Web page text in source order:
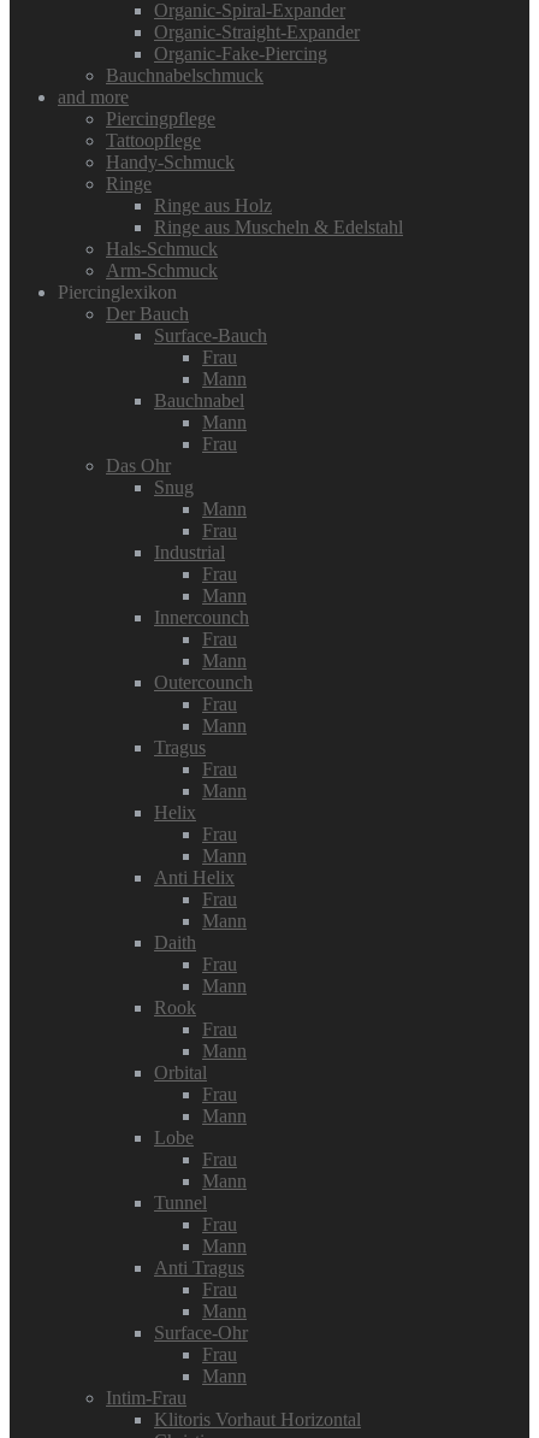
Organic-Spiral-Expander
Organic-Straight-Expander
Organic-Fake-Piercing
Bauchnabelschmuck
and more
Piercingpflege
Tattoopflege
Handy-Schmuck
Ringe
Ringe aus Holz
Ringe aus Muscheln & Edelstahl
Hals-Schmuck
Arm-Schmuck
Piercinglexikon
Der Bauch
Surface-Bauch
Frau
Mann
Bauchnabel
Mann
Frau
Das Ohr
Snug
Mann
Frau
Industrial
Frau
Mann
Innercounch
Frau
Mann
Outercounch
Frau
Mann
Tragus
Frau
Mann
Helix
Frau
Mann
Anti Helix
Frau
Mann
Daith
Frau
Mann
Rook
Frau
Mann
Orbital
Frau
Mann
Lobe
Frau
Mann
Tunnel
Frau
Mann
Anti Tragus
Frau
Mann
Surface-Ohr
Frau
Mann
Intim-Frau
Klitoris Vorhaut Horizontal